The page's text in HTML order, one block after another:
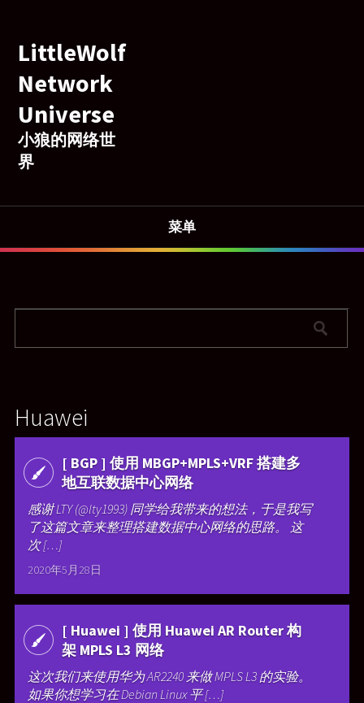
LittleWolf
Network
Universe
小狼的网络世
界
菜单
Huawei
[ BGP ] 使用 MBGP+MPLS+VRF 搭建多
地互联数据中心网络
感谢 LTY (@lty1993) 同学给我带来的想法，于是我写
了这篇文章来整理搭建数据中心网络的思路。 这
次 […]
2020年5月28日
[ Huawei ] 使用 Huawei AR Router 构
架 MPLS L3 网络
这次我们来使用华为 AR2240 来做 MPLS L3 的实验。
如果你想学习在 Debian Linux 平 […]